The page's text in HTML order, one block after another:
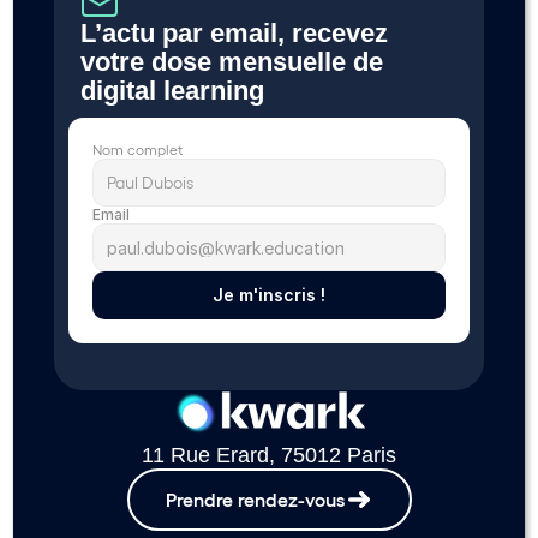
L’actu par email, recevez
votre dose mensuelle de
digital learning
Nom complet
Email
Je m'inscris !
11 Rue Erard, 75012 Paris
Prendre rendez-vous